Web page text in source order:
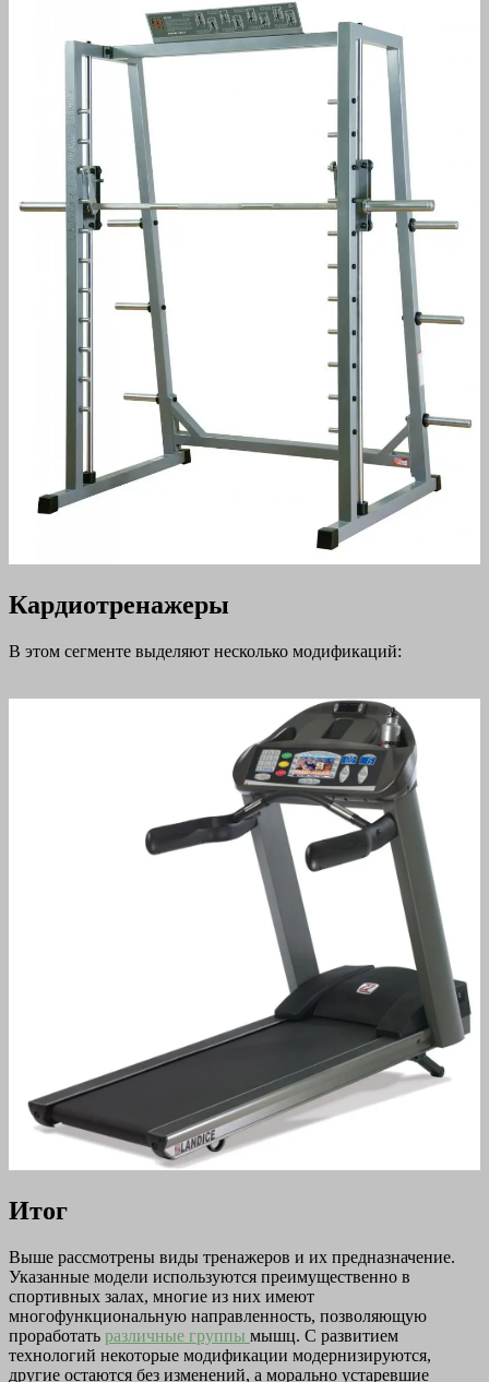
Кардиотренажеры
В этом сегменте выделяют несколько модификаций:
Итог
Выше рассмотрены виды тренажеров и их предназначение.
Указанные модели используются преимущественно в
спортивных залах, многие из них имеют
многофункциональную направленность, позволяющую
проработать различные группы мышц. С развитием
технологий некоторые модификации модернизируются,
другие остаются без изменений, а морально устаревшие